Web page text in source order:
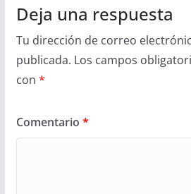
Deja una respuesta
Tu dirección de correo
publicada. Los campos
con *
Comentario *